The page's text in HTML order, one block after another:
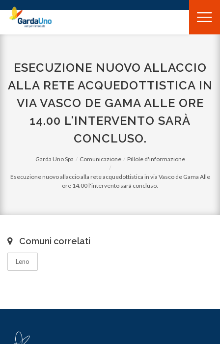
Gardauno
Spa
ESECUZIONE NUOVO ALLACCIO
ALLA RETE ACQUEDOTTISTICA IN
VIA VASCO DE GAMA ALLE ORE
14.00 L'INTERVENTO SARÀ
CONCLUSO.
Garda Uno Spa Comunicazione Pillole d'informazione
Esecuzione nuovo allaccio alla rete acquedottistica in via Vasco de Gama Alle
ore 14.00 l'intervento sarà concluso.
Comuni correlati
Leno